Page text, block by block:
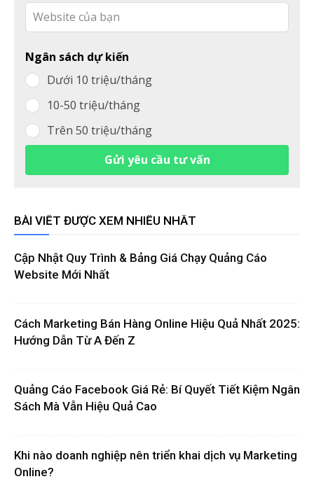
Ngân sách dự kiến
Dưới 10 triệu/tháng
10-50 triệu/tháng
Trên 50 triệu/tháng
Gửi yêu cầu tư vấn
BÀI VIẾT ĐƯỢC XEM NHIỀU NHẤT
Cập Nhật Quy Trình & Bảng Giá Chạy Quảng Cáo
Website Mới Nhất
Cách Marketing Bán Hàng Online Hiệu Quả Nhất 2025:
Hướng Dẫn Từ A Đến Z
Quảng Cáo Facebook Giá Rẻ: Bí Quyết Tiết Kiệm Ngân
Sách Mà Vẫn Hiệu Quả Cao
Khi nào doanh nghiệp nên triển khai dịch vụ Marketing
Online?